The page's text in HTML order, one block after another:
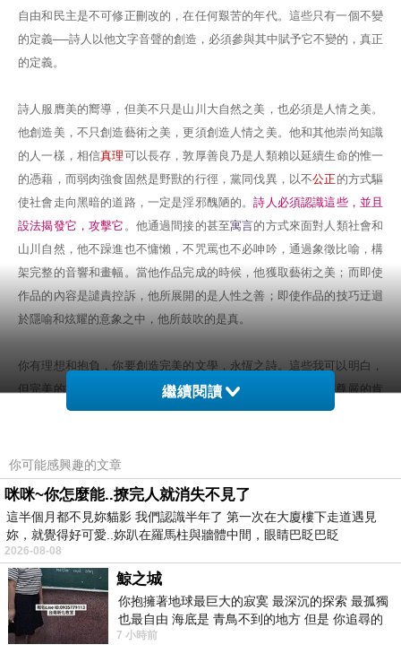
自由和民主是不可修正刪改的，在任何艱苦的年代。這些只有一個不變
的定義──詩人以他文字音聲的創造，必須參與其中賦予它不變的，真正
的定義。
詩人服膺美的嚮導，但美不只是山川大自然之美，也必須是人情之美。
他創造美，不只創造藝術之美，更須創造人情之美。他和其他崇尚知識
的人一樣，相信真理可以長存，敦厚善良乃是人類賴以延續生命的惟一
的憑藉，而弱肉強食固然是野獸的行徑，黨同伐異，以不公正 的方式驅
使社會走向黑暗的道路，一定是淫邪醜陋的。詩人必須認識這些，並且
設法揭發它，攻擊它 。他通過間接的甚至寓言的方式來面對人類社會和
山川自然，他不躁進也不慵懶，不咒罵也不必呻吟，通過象徵比喻，構
架完整的音響和畫幅。當他作品完成的時候，他獲取藝術之美；而即使
作品的內容是譴責控訴，他所展開的是人性之善；即使作品的技巧迂迴
於隱喻和炫耀的意象之中，他所鼓吹的是真。
你有理想和抱負，你要創造完美的文學，永恆之詩。這些我可以明白，
但完美的文學永恆之詩必須有它哲學的基礎，必須立足在人性尊嚴的肯
定。我並不要求你凡事緊張，以寫作哲學論文或政治批評的方式寫詩；
的聲音表達你心神之體悟。你既然有為永恆之詩獻身的理想，有創造完
美的文學的抱負，你便不致於失落在世俗之中，你的作品便不會淪落為
政治的，宗教的，財閥的工具。你的作口皆是你人格良知的昇華，見證
你所抉擇的生命的意義。
楊牧。(1989)。一首詩的完成。洪範書局。
繼續閱讀
你可能感興趣的文章
咪咪~你怎麼能..撩完人就消失不見了
這半個月都不見妳貓影 我們認識半年了 第一次在大廈樓下走道遇見
妳，就覺得好可愛..妳趴在羅馬柱與牆體中間，眼睛巴眨巴眨
2026-08-08
鯨之城
你抱擁著地球最巨大的寂寞 最深沉的探索 最孤獨
也最自由 海底是 青鳥不到的地方 但是 你追尋的
幸福 可以比珍珠更
7 小時前